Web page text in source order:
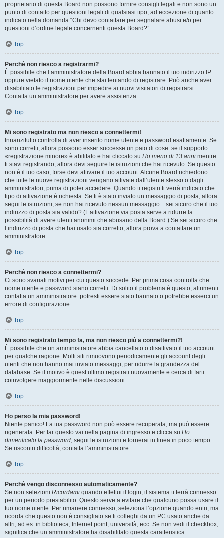
proprietario di questa Board non possono fornire consigli legali e non sono un
punto di contatto per questioni legali di qualsiasi tipo, ad eccezione di quanto
indicato nella domanda “Chi devo contattare per segnalare abusi e/o per
questioni d’ordine legale concernenti questa Board?”.
Top
Perché non riesco a registrarmi?
È possibile che l’amministratore della Board abbia bannato il tuo indirizzo IP
oppure vietato il nome utente che stai tentando di registrare. Può anche aver
disabilitato le registrazioni per impedire ai nuovi visitatori di registrarsi.
Contatta un amministratore per avere assistenza.
Top
Mi sono registrato ma non riesco a connettermi!
Innanzitutto controlla di aver inserito nome utente e password esattamente. Se
sono corretti, allora possono esser successe un paio di cose: se il supporto
«registrazione minore» è abilitato e hai cliccato su Ho meno di 13 anni mentre
ti stavi registrando, allora devi seguire le istruzioni che hai ricevuto. Se questo
non è il tuo caso, forse devi attivare il tuo account. Alcune Board richiedono
che tutte le nuove registrazioni vengano attivate dall’utente stesso o dagli
amministratori, prima di poter accedere. Quando ti registri ti verrà indicato che
tipo di attivazione è richiesta. Se ti è stato inviato un messaggio di posta, allora
segui le istruzioni; se non hai ricevuto nessun messaggio... sei sicuro che il tuo
indirizzo di posta sia valido? (L’attivazione via posta serve a ridurre la
possibilità di avere utenti anonimi che abusano della Board.) Se sei sicuro che
l’indirizzo di posta che hai usato sia corretto, allora prova a contattare un
amministratore.
Top
Perché non riesco a connettermi?
Ci sono svariati motivi per cui questo succede. Per prima cosa controlla che
nome utente e password siano corretti. Di solito il problema è questo, altrimenti
contatta un amministratore: potresti essere stato bannato o potrebbe esserci un
errore di configurazione.
Top
Mi sono registrato tempo fa, ma non riesco più a connettermi?!
È possibile che un amministratore abbia cancellato o disattivato il tuo account
per qualche ragione. Molti siti rimuovono periodicamente gli account degli
utenti che non hanno mai inviato messaggi, per ridurre la grandezza del
database. Se il motivo è quest’ultimo registrati nuovamente e cerca di farti
coinvolgere maggiormente nelle discussioni.
Top
Ho perso la mia password!
Niente panico! La tua password non può essere recuperata, ma può essere
rigenerata. Per far questo vai nella pagina di ingresso e clicca su Ho
dimenticato la password, segui le istruzioni e tornerai in linea in poco tempo.
Se riscontri difficoltà, contatta l’amministratore.
Top
Perché vengo disconnesso automaticamente?
Se non selezioni Ricordami quando effettui il login, il sistema ti terrà connesso
per un periodo prestabilito. Questo serve a evitare che qualcuno possa usare il
tuo nome utente. Per rimanere connesso, seleziona l’opzione quando entri, ma
ricorda che questo non è consigliato se ti colleghi da un PC usato anche da
altri, ad es. in biblioteca, Internet point, università, ecc. Se non vedi il checkbox,
significa che un amministratore ha disabilitato questa caratteristica.